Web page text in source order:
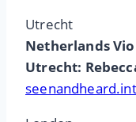
Utrecht
Netherlands
Utrecht: